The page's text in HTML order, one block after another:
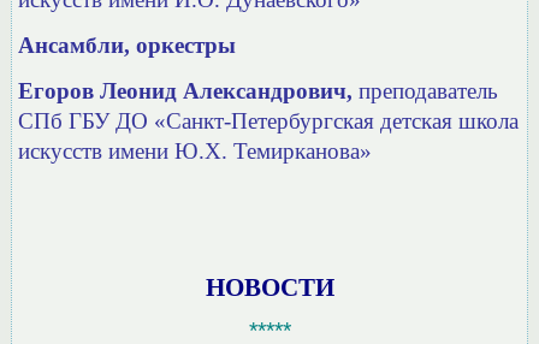
Ансамбли, оркестры
Егоров Леонид Александрович,преподаватель
СПб ГБУ ДО «Санкт-Петербургская детская школа
искусств имени Ю.Х. Темирканова»
НОВОСТИ
*****